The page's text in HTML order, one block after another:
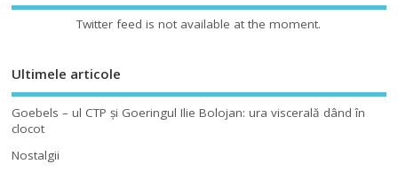
Twitter feed is not available at the moment.
Ultimele articole
Goebels – ul CTP şi Goeringul Ilie Bolojan: ura viscerală dând în
clocot
Nostalgii